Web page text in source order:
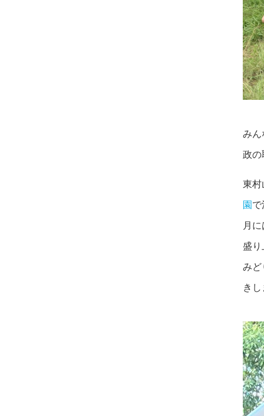
みん
政の
東村
園
月
盛
みど
き